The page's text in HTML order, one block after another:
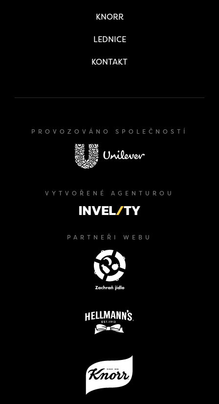
KNORR
LEDNICE
KONTAKT
PROVOZOVÁNO SPOLEČNOSTÍ
VYTVOŘENÉ AGENTUROU
PARTNEŘI WEBU